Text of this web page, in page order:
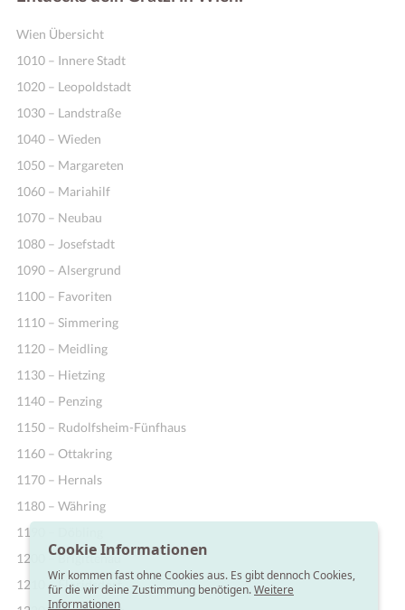
Wien Übersicht
1010 – Innere Stadt
1020 – Leopoldstadt
1030 – Landstraße
1040 – Wieden
1050 – Margareten
1060 – Mariahilf
1070 – Neubau
1080 – Josefstadt
1090 – Alsergrund
1100 – Favoriten
1110 – Simmering
1120 – Meidling
1130 – Hietzing
1140 – Penzing
1150 – Rudolfsheim-Fünfhaus
1160 – Ottakring
1170 – Hernals
1180 – Währing
1190 – Döbling
1200 – Brigittenau
1210 – Floridsdorf
Cookie Informationen
Wir kommen fast ohne Cookies aus. Es gibt dennoch Cookies,
für die wir deine Zustimmung benötigen.Weitere
Informationen